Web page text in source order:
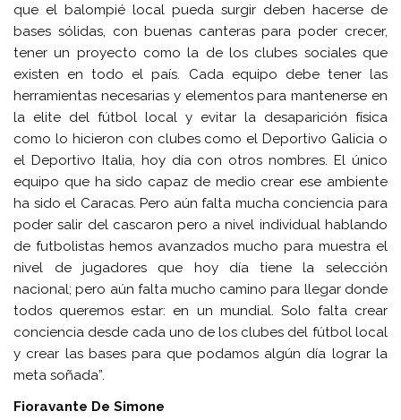
que el balompié local pueda surgir deben hacerse de
bases sólidas, con buenas canteras para poder crecer,
tener un proyecto como la de los clubes sociales que
existen en todo el país. Cada equipo debe tener las
herramientas necesarias y elementos para mantenerse en
la elite del fútbol local y evitar la desaparición física
como lo hicieron con clubes como el Deportivo Galicia o
el Deportivo Italia, hoy día con otros nombres. El único
equipo que ha sido capaz de medio crear ese ambiente
ha sido el Caracas. Pero aún falta mucha conciencia para
poder salir del cascaron pero a nivel individual hablando
de futbolistas hemos avanzados mucho para muestra el
nivel de jugadores que hoy día tiene la selección
nacional; pero aún falta mucho camino para llegar donde
todos queremos estar: en un mundial. Solo falta crear
conciencia desde cada uno de los clubes del fútbol local
y crear las bases para que podamos algún día lograr la
meta soñada”.
Fioravante De Simone